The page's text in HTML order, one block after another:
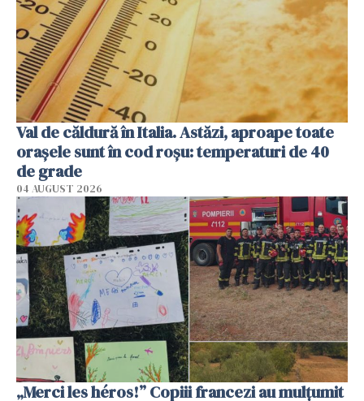
Val de căldură în Italia. Astăzi, aproape toate
orașele sunt în cod roșu: temperaturi de 40
de grade
04 AUGUST 2026
„Merci les héros!” Copiii francezi au mulțumit